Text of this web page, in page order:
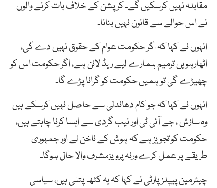
مقابلہ نہیں کرسکیں گے۔ کرپشن کے خلاف بات کرنے والوں
نے اس حوالے سے قانون نہیں بنانا۔
انہوں نے کہا کہ اگر حکومت عوام کے حقوق نہیں دے گی،
اٹھارہویں ترمیم ہمارے لیے ریڈ لائن ہے، اگر حکومت اس کو
چھیڑے گی تو ہمیں حکومت کو گرانا پڑے گا۔
انہوں نے کہا کہ جو کام دھاندلی سے حاصل نہیں کرسکے ہیں
وہ سازش ، جے آئی ٹی اور نیب گردی سے ایسا کرنا چاہتے ہیں،
حکومت کو تجویز ہے کہ ہوش کے ناخن لے اور جمہوری
طریقے پر عمل کرے ورنہ پرویزمشرف والا حال ہوگا۔
چیئرمین پیپلزپارٹی نے کہا کہ یہ کٹھ پتلی ہیں، سیاسی